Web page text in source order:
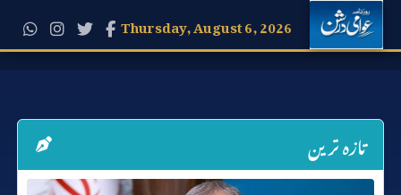
Thursday, August 6, 2026
تازہ ترین